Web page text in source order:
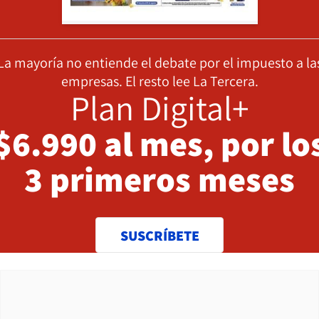
mayoría no entiende el debate por el impuesto a
empresas. El resto lee La Tercera.
Plan Digital+
al mes, por
3 primeros meses
SUSCRÍBETE